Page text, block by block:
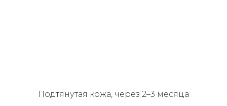
Подтянутая кожа, через 2–3 месяца